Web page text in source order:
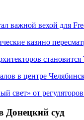
важной вехой для
казино
в центре
свет» от
Донецкий суд